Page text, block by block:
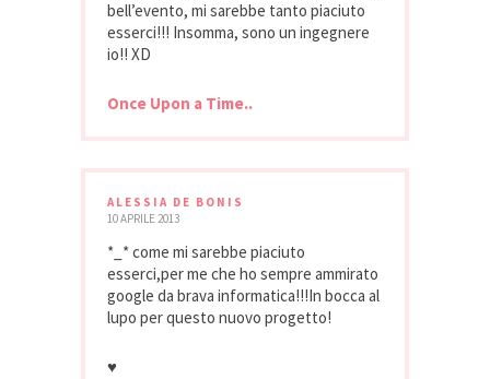
bell’evento, mi sarebbe tanto piaciuto
esserci!!! Insomma, sono un ingegnere
io!! XD
Once Upon a Time..
ALESSIA DE BONIS
10 APRILE 2013
*_* come mi sarebbe piaciuto
esserci,per me che ho sempre ammirato
google da brava informatica!!!In bocca al
lupo per questo nuovo progetto!
♥